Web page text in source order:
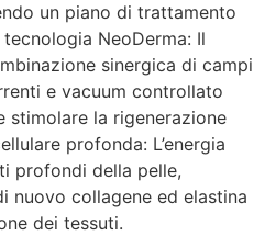
un piano di trattamento
NeoDerma: Il
sinergica di campi
e vacuum controllato
la rigenerazione
profonda: L’energia
profondi della pelle,
nuovo collagene ed elastina
dei tessuti.